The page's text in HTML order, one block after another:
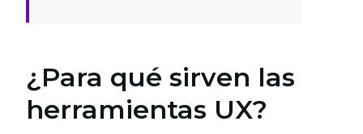
¿Para qué sirven las
herramientas UX?